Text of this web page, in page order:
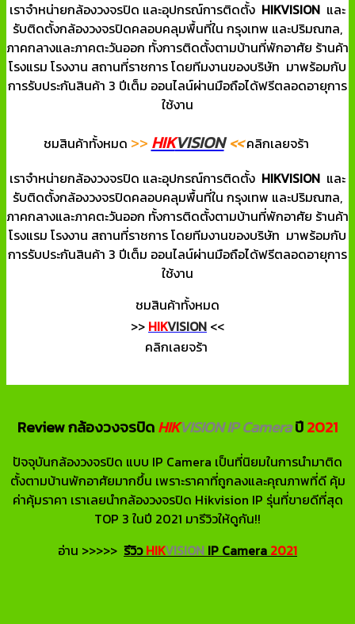
เราจำหน่ายกล้องวงจรปิด และอุปกรณ์การติดตั้ง HIKVISION และ
รับติดตั้งกล้องวงจรปิดคลอบคลุมพื้นที่ใน กรุงเทพ และปริมณฑล,
ภาคกลางและภาคตะวันออก ทั้งการติดตั้งตามบ้านที่พักอาศัย ร้านค้า
โรงแรม โรงงาน สถานที่ราชการ โดยทีมงานของบริษัท มาพร้อมกับ
การรับประกันสินค้า 3 ปีเต็ม ออนไลน์ผ่านมือถือได้ฟรีตลอดอายุการ
ใช้งาน
ชมสินค้าทั้งหมด >> HIKVISION <<คลิกเลยจร้า
เราจำหน่ายกล้องวงจรปิด และอุปกรณ์การติดตั้ง HIKVISION และ
รับติดตั้งกล้องวงจรปิดคลอบคลุมพื้นที่ใน กรุงเทพ และปริมณฑล,
ภาคกลางและภาคตะวันออก ทั้งการติดตั้งตามบ้านที่พักอาศัย ร้านค้า
โรงแรม โรงงาน สถานที่ราชการ โดยทีมงานของบริษัท มาพร้อมกับ
การรับประกันสินค้า 3 ปีเต็ม ออนไลน์ผ่านมือถือได้ฟรีตลอดอายุการ
ใช้งาน
ชมสินค้าทั้งหมด
>> HIKVISION <<
คลิกเลยจร้า
Review กล้องวงจรปิดHIKVISION IP Cameraปี2021
ปัจจุบันกล้องวงจรปิด แบบ IP Camera เป็นที่นิยมในการนำมาติด
ตั้งตามบ้านพักอาศัยมากขึ้น เพราะราคาที่ถูกลงและคุณภาพที่ดี คุ้ม
ค่าคุ้มราคา เราเลยนำกล้องวงจรปิด Hikvision IP รุ่นที่ขายดีที่สุด
TOP 3 ในปี 2021 มารีวิวให้ดูกัน!!
อ่าน >>>>> รีวิวHIKVISION IP Camera 2021